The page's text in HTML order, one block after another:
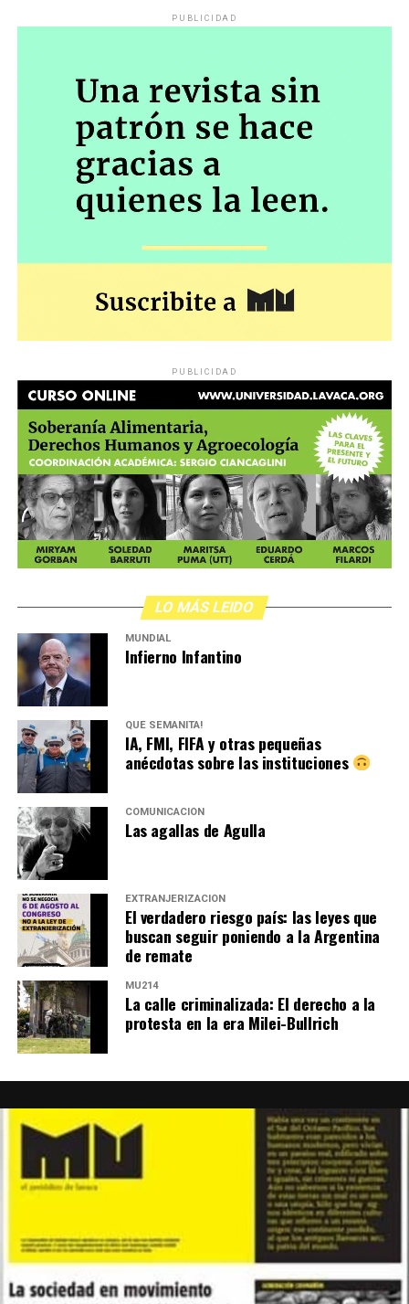
PUBLICIDAD
PUBLICIDAD
LO MÁS LEIDO
MUNDIAL
Infierno Infantino
QUÉ SEMANITA!
IA, FMI, FIFA y otras pequeñas
anécdotas sobre las instituciones
COMUNICACIÓN
Las agallas de Agulla
EXTRANJERIZACIÓN
El verdadero riesgo país: las leyes que
buscan seguir poniendo a la Argentina
de remate
MU214
La calle criminalizada: El derecho a la
protesta en la era Milei-Bullrich